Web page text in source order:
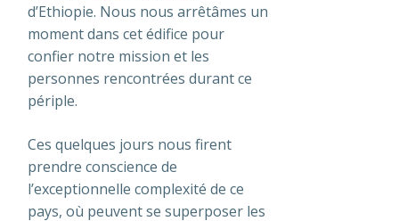
d’Ethiopie. Nous nous arrêtâmes un
moment dans cet édifice pour
confier notre mission et les
personnes rencontrées durant ce
périple.
Ces quelques jours nous firent
prendre conscience de
l’exceptionnelle complexité de ce
pays, où peuvent se superposer les